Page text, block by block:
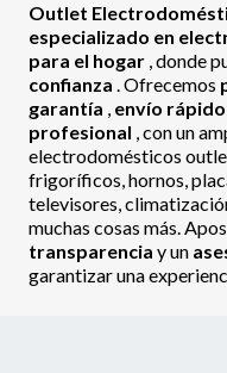
Outlet
especializado en
para el hogar , donde
confianza . Ofrecemos
garantía , envío rápido
profesional , con un
electrodomésticos
frigoríficos, hornos,
televisores,
muchas cosas más.
transparencia y un
garantizar una